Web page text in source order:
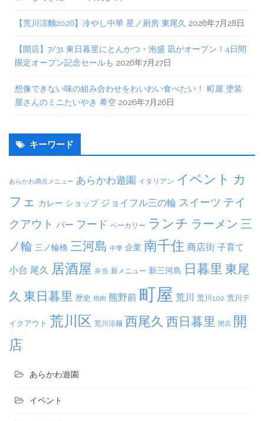
【荒川涼麵2026】冷やし中華 星ノ厨房 東尾久 2026年7月28日
【開店】7/31 東日暮里にとんかつ・泡盛 凪がオープン！4日間
限定オープン記念セールも 2026年7月27日
想像できない味の組み合わせをわいわい食べたい！ 町屋 塗装
屋さんのミニたいやき 希空 2026年7月26日
キーワード
あらかわ満点メニュー あらかわ遊園 イタリアン イベント カ
フェ カレー ショップ ジョイフル三の輪 スイーツ テイ
クアウト バー フード ベーカリー ランチ ラーメン 三
ノ輪 三ノ輪橋 三河島 中華 企業 南千住 商店街 子育て
小台 尾久 居酒屋 弁当 新メニュー 新三河島 日暮里 東尾
久 東日暮里 歴史 焼肉 熊野前 町屋 荒川 荒川102 荒川テ
イクアウト 荒川区 荒川涼麺 西尾久 西日暮里 閉店 開
店
あらかわ遊園
イベント